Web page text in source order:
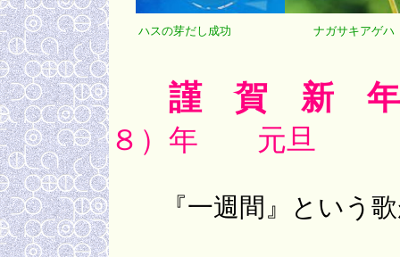
ハスの芽だし成功 ナガサキアゲハ
謹 賀 新 年
８）年 元旦
『一週間』という歌